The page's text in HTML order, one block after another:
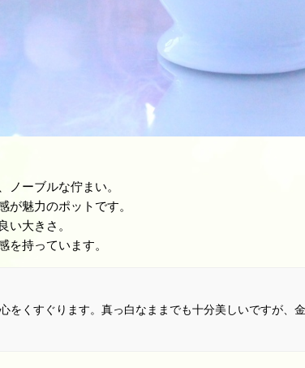
ーブルな佇まい。
が魅力のポットです。
大きさ。
持っています。
をくすぐります。真っ白なままでも十分美しいですが